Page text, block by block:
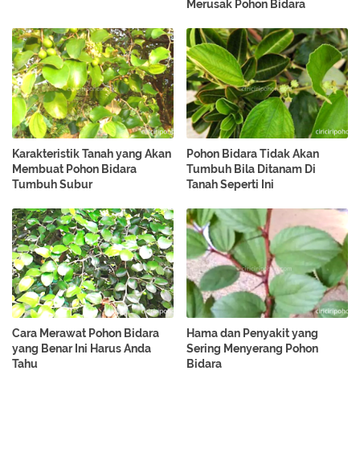
Merusak Pohon Bidara
Karakteristik Tanah yang Akan
Membuat Pohon Bidara
Tumbuh Subur
Pohon Bidara Tidak Akan
Tumbuh Bila Ditanam Di
Tanah Seperti Ini
Cara Merawat Pohon Bidara
yang Benar Ini Harus Anda
Tahu
Hama dan Penyakit yang
Sering Menyerang Pohon
Bidara